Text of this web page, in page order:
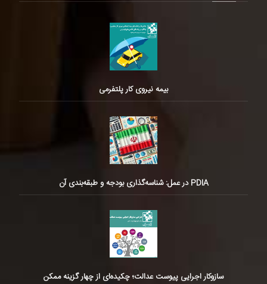
بیمه نیروی کار پلتفرمی
PDIA در عمل: شناسه‌گذاری بودجه و طبقه‌بندی آن
سازوکار اجرایی پیوست عدالت؛ چکیده‌ای از چهار گزینه ممکن